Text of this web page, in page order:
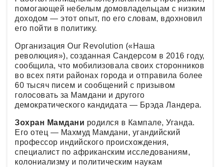
помогающей небелым домовладельцам с низким
доходом — этот опыт, по его словам, вдохновил
его пойти в политику.
Организация Our Revolution («Наша
революция»), созданная Сандерсом в 2016 году,
сообщила, что мобилизовала своих сторонников
во всех пяти районах города и отправила более
60 тысяч писем и сообщений с призывом
голосовать за Мамдани и другого
демократического кандидата — Брэда Ландера.
Зохран Мамдани родился в Кампале, Уганда.
Его отец — Махмуд Мамдани, угандийский
профессор индийского происхождения,
специалист по африканским исследованиям,
колониализму и политическим наукам